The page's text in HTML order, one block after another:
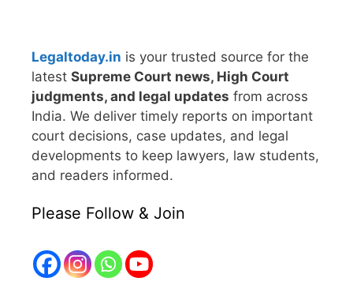
Legaltoday.in is your trusted source for the
latest Supreme Court news, High Court
judgments, and legal updates from across
India. We deliver timely reports on important
court decisions, case updates, and legal
developments to keep lawyers, law students,
and readers informed.
Please Follow & Join